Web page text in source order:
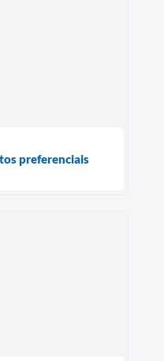
preferenciais